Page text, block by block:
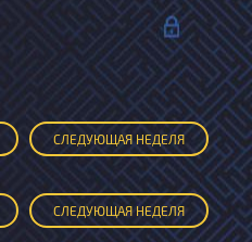
СЛЕДУЮЩАЯ НЕДЕЛЯ
СЛЕДУЮЩАЯ НЕДЕЛЯ